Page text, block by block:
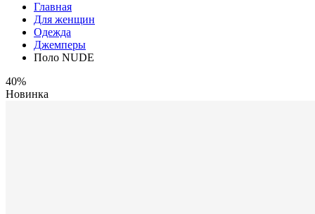
Главная
Для женщин
Одежда
Джемперы
Поло NUDE
40%
Новинка